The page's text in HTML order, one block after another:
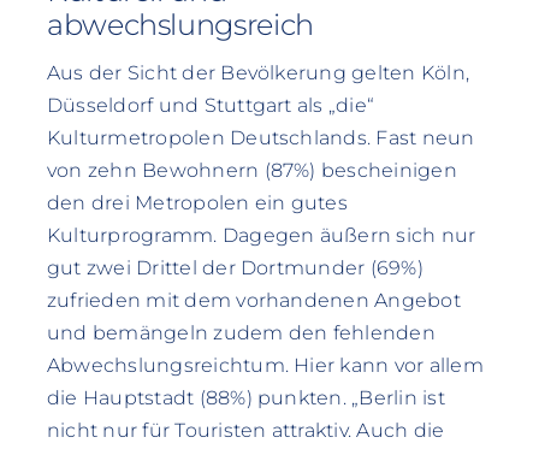
abwechslungsreich
Aus der Sicht der Bevölkerung gelten Köln,
Düsseldorf und Stuttgart als „die“
Kulturmetropolen Deutschlands. Fast neun
von zehn Bewohnern (87%) bescheinigen
den drei Metropolen ein gutes
Kulturprogramm. Dagegen äußern sich nur
gut zwei Drittel der Dortmunder (69%)
zufrieden mit dem vorhandenen Angebot
und bemängeln zudem den fehlenden
Abwechslungsreichtum. Hier kann vor allem
die Hauptstadt (88%) punkten. „Berlin ist
nicht nur für Touristen attraktiv. Auch die